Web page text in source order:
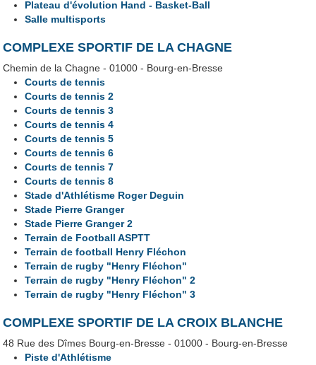
Plateau d'évolution Hand - Basket-Ball
Salle multisports
COMPLEXE SPORTIF DE LA CHAGNE
Chemin de la Chagne - 01000 - Bourg-en-Bresse
Courts de tennis
Courts de tennis 2
Courts de tennis 3
Courts de tennis 4
Courts de tennis 5
Courts de tennis 6
Courts de tennis 7
Courts de tennis 8
Stade d'Athlétisme Roger Deguin
Stade Pierre Granger
Stade Pierre Granger 2
Terrain de Football ASPTT
Terrain de football Henry Fléchon
Terrain de rugby "Henry Fléchon"
Terrain de rugby "Henry Fléchon" 2
Terrain de rugby "Henry Fléchon" 3
COMPLEXE SPORTIF DE LA CROIX BLANCHE
48 Rue des Dîmes Bourg-en-Bresse - 01000 - Bourg-en-Bresse
Piste d'Athlétisme